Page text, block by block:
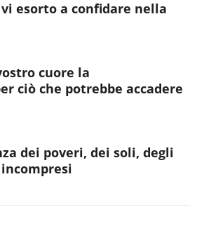
esorto a confidare nella
cuore la
ciò che potrebbe accadere
dei poveri, dei soli, degli